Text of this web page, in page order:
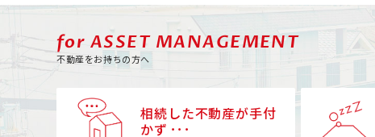
for ASSET MANAGEMENT
不動産をお持ちの方へ
相続した不動産が手付
かず ･･･